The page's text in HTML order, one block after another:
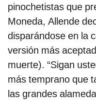
pinochetistas que
Moneda, Allende
disparándose en la
versión más
muerte). “Sigan
más temprano que
las grandes